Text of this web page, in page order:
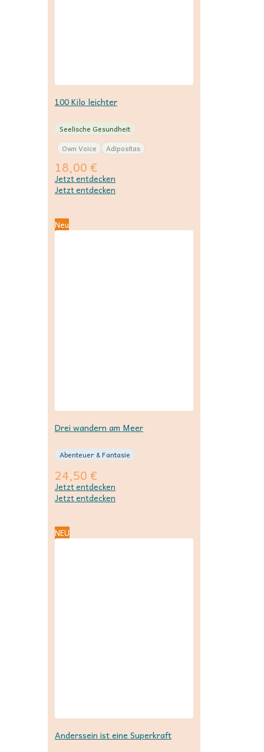
100 Kilo leichter
Seelische Gesundheit
Own Voice
Adipositas
18,00€
Jetzt entdecken
Jetzt entdecken
Neu
Drei wandern am Meer
Abenteuer & Fantasie
24,50€
Jetzt entdecken
Jetzt entdecken
NEU
Anderssein ist eine Superkraft